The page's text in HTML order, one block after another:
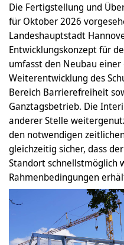
Die Fertigstellung und
für Oktober 2026
Landeshauptstadt
Entwicklungskonzept für
umfasst den Neubau
Weiterentwicklung des
Bereich Barrierefreiheit
Ganztagsbetrieb. Die
anderer Stelle
den notwendigen
gleichzeitig sicher, dass
Standort schnellstmöglich
Rahmenbedingungen